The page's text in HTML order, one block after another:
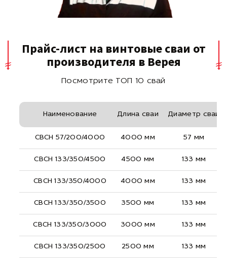
Прайс-лист на винтовые сваи от
производителя в Верея
Посмотрите ТОП 10 свай
Наименование Длина сваи Диаметр сваи
СВСН 57/200/4000 4000 мм 57 мм
СВСН 133/350/4500 4500 мм 133 мм
СВСН 133/350/4000 4000 мм 133 мм
СВСН 133/350/3500 3500 мм 133 мм
СВСН 133/350/3000 3000 мм 133 мм
СВСН 133/350/2500 2500 мм 133 мм